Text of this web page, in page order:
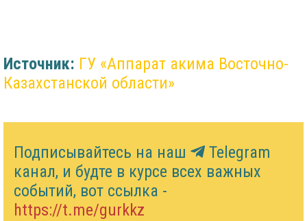
Источник: ГУ «Аппарат акима Восточно-
Казахстанской области»
Подписывайтесь на наш
Telegram
канал, и будте в курсе всех важных
событий, вот ссылка -
https://t.me/gurkkz